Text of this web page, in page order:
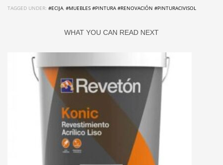
TAGGED UNDER: #ECIJA #MUEBLES #PINTURA #RENOVACIÓN #PINTURACIVISOL
WHAT YOU CAN READ NEXT